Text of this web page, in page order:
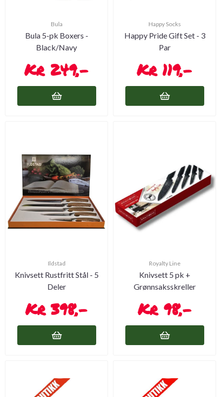
Bula
Bula 5-pk Boxers -
Black/Navy
249,-
Happy Socks
Happy Pride Gift Set - 3
Par
119,-
Ildstad
Knivsett Rustfritt Stål - 5
Deler
398,-
Royalty Line
Knivsett 5 pk +
Grønnsaksskreller
98,-